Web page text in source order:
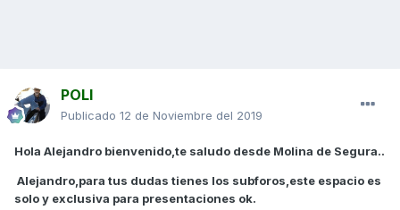
POLI
Publicado 12 de Noviembre del 2019
Hola Alejandro bienvenido,te saludo desde Molina de Segura..
Alejandro,para tus dudas tienes los subforos,este espacio es
solo y exclusiva para presentaciones ok.